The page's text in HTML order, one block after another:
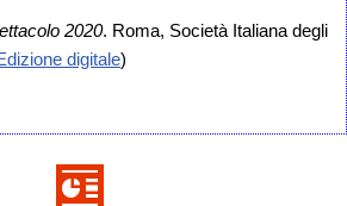
2020. Roma, Società Italiana degli
digitale)